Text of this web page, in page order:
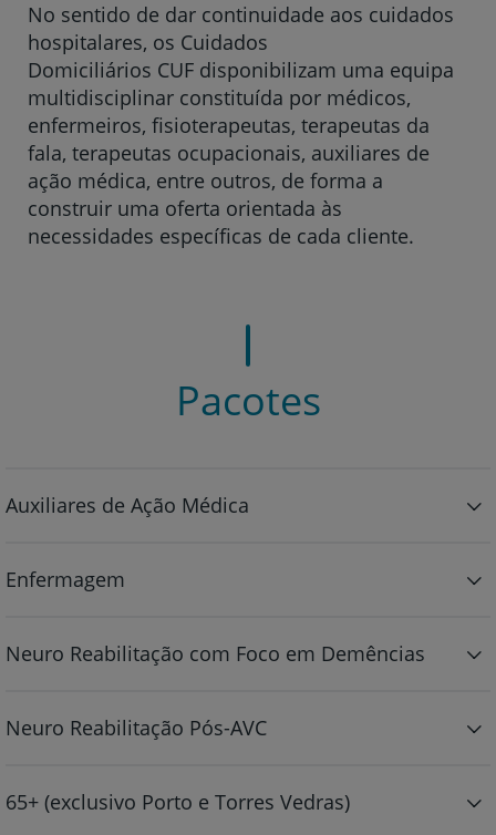
No sentido de dar continuidade aos cuidados
hospitalares, os Cuidados
Domiciliários CUF disponibilizam uma equipa
multidisciplinar constituída por médicos,
enfermeiros, fisioterapeutas, terapeutas da
fala, terapeutas ocupacionais, auxiliares de
ação médica, entre outros, de forma a
construir uma oferta orientada às
necessidades específicas de cada cliente.
Pacotes
Auxiliares de Ação Médica
Enfermagem
Neuro Reabilitação com Foco em Demências
Neuro Reabilitação Pós-AVC
65+ (exclusivo Porto e Torres Vedras)